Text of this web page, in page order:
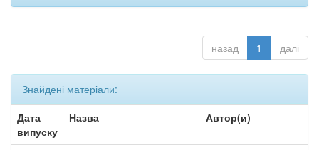
назад 1 далі
Знайдені матеріали:
Дата
випуску
Назва Автор(и)